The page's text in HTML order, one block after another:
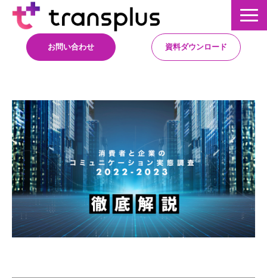
お問い合わせ 資料ダウンロード
イベント・レポート
ニュース
コラム